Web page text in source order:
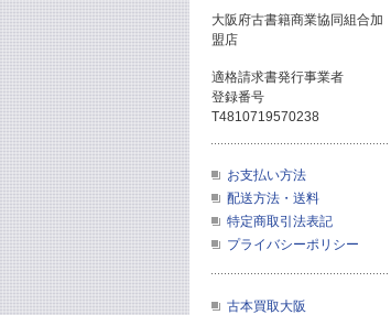
大阪府古書籍商業協同組合加
盟店
適格請求書発行事業者
登録番号
T4810719570238
お支払い方法
配送方法・送料
特定商取引法表記
プライバシーポリシー
古本買取大阪